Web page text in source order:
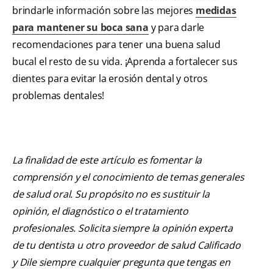
brindarle información sobre las mejores medidas
para mantener su boca sana y para darle
recomendaciones para tener una buena salud
bucal el resto de su vida. ¡Aprenda a fortalecer sus
dientes para evitar la erosión dental y otros
problemas dentales!
La finalidad de este artículo es fomentar la
comprensión y el conocimiento de temas generales
de salud oral. Su propósito no es sustituir la
opinión, el diagnóstico o el tratamiento
profesionales. Solicita siempre la opinión experta
de tu dentista u otro proveedor de salud Calificado
y Dile siempre cualquier pregunta que tengas en